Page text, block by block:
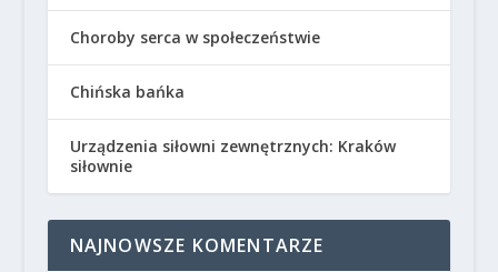
Choroby serca w społeczeństwie
Chińska bańka
Urządzenia siłowni zewnętrznych: Kraków
siłownie
NAJNOWSZE KOMENTARZE